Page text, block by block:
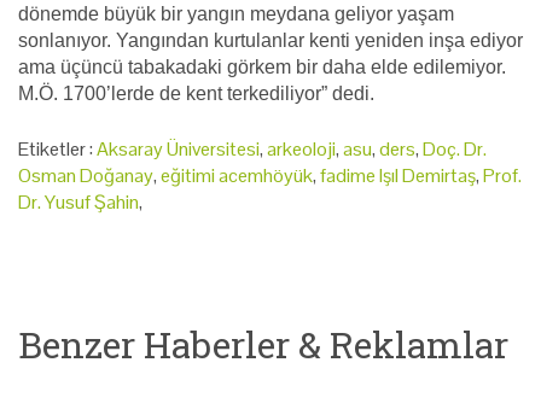
dönemde büyük bir yangın meydana geliyor yaşam
sonlanıyor. Yangından kurtulanlar kenti yeniden inşa ediyor
ama üçüncü tabakadaki görkem bir daha elde edilemiyor.
M.Ö. 1700’lerde de kent terkediliyor” dedi.
Etiketler :Aksaray Üniversitesi,arkeoloji,asu,ders,Doç. Dr.
Osman Doğanay,eğitimi acemhöyük,fadime Işıl Demirtaş,Prof.
Dr. Yusuf Şahin,
Benzer Haberler & Reklamlar